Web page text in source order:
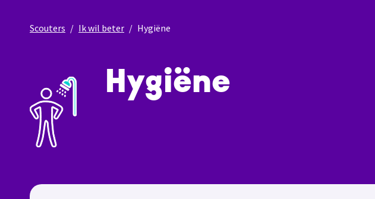
Scouters Ik wil beter Hygiëne
Hygiëne